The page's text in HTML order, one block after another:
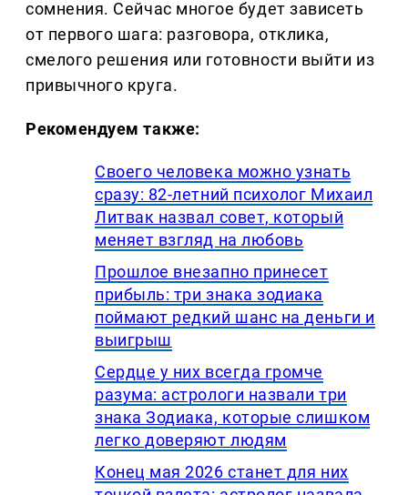
сомнения. Сейчас многое будет зависеть
от первого шага: разговора, отклика,
смелого решения или готовности выйти из
привычного круга.
Рекомендуем также:
Своего человека можно узнать
сразу: 82-летний психолог Михаил
Литвак назвал совет, который
меняет взгляд на любовь
Прошлое внезапно принесет
прибыль: три знака зодиака
поймают редкий шанс на деньги и
выигрыш
Сердце у них всегда громче
разума: астрологи назвали три
знака Зодиака, которые слишком
легко доверяют людям
Конец мая 2026 станет для них